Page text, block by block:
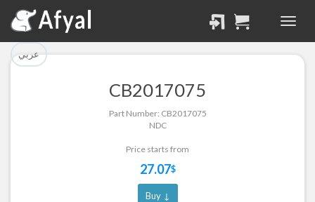
عربي
CB2017075
Part Number: CB2017075
NDC
Price starts from
27.07$
Buy ↓
تم إضافة القطعة بنجاح.
Part Successfully
Selected
تم إضافة القطعة للسلة
بنجاح.
Part Added to Cart